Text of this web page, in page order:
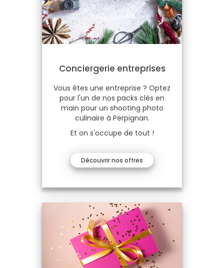
Conciergerie entreprises
Vous êtes une entreprise ? Optez
pour l'un de nos packs clés en
main pour un shooting photo
culinaire à Perpignan.
Et on s'occupe de tout !
Découvrir nos offres